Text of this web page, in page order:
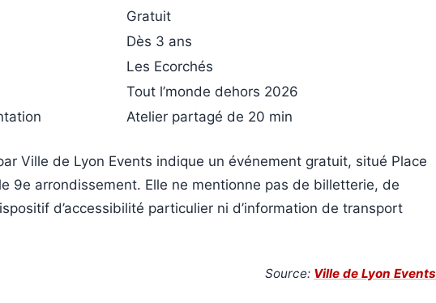
Gratuit
Dès 3 ans
Les Ecorchés
Tout l’monde dehors 2026
Atelier partagé de 20 min
Ville de Lyon Events indique un événement gratuit, situé Place
9e arrondissement. Elle ne mentionne pas de billetterie, de
d’accessibilité particulier ni d’information de transport
Source: Ville de Lyon Events